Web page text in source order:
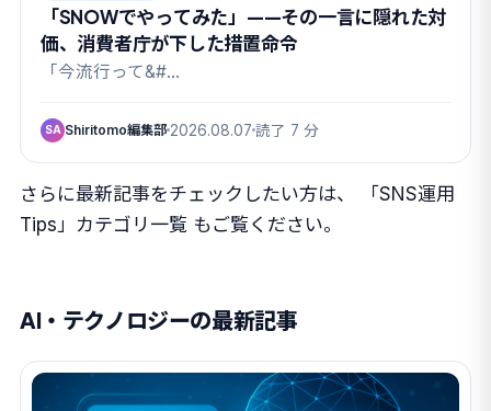
「SNOWでやってみた」——その一言に隠れた対
価、消費者庁が下した措置命令
「今流行って&#…
SA Shiritomo編集部 2026.08.07 読了 7 分
さらに最新記事をチェックしたい方は、
「SNS運用
Tips」カテゴリ一覧 もご覧ください。
AI・テクノロジーの最新記事